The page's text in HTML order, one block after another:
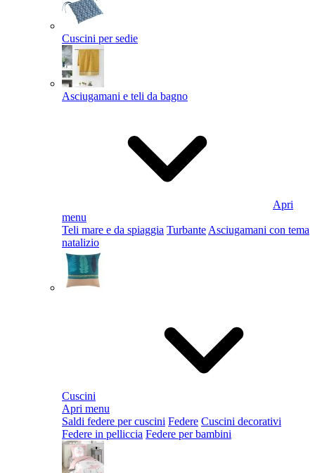
Cuscini per sedie
Asciugamani e teli da bagno
Apri
menu
Teli mare e da spiaggia Turbante Asciugamani con tema
natalizio
Cuscini
Apri menu
Saldi federe per cuscini Federe Cuscini decorativi
Federe in pelliccia Federe per bambini